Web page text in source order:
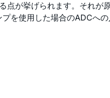
が挙げられます。それが
を使用した場合のADCへ